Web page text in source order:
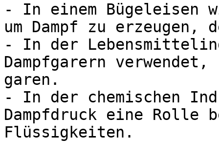
- In einem Bügeleisen
um Dampf zu
- In der
Dampfgarern
garen.
- In der chemischen
Dampfdruck eine
Flüssigkeiten.